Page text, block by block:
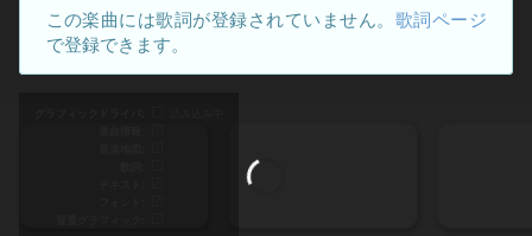
この楽曲には歌詞が登録されていません。 歌詞ページ
で登録できます。